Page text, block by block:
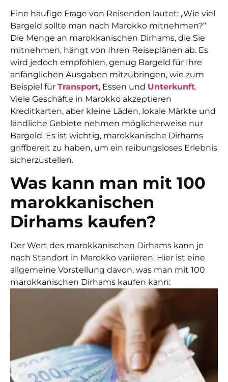
Eine häufige Frage von Reisenden lautet: „Wie viel
Bargeld sollte man nach Marokko mitnehmen?“
Die Menge an marokkanischen Dirhams, die Sie
mitnehmen, hängt von Ihren Reiseplänen ab. Es
wird jedoch empfohlen, genug Bargeld für Ihre
anfänglichen Ausgaben mitzubringen, wie zum
Beispiel für Transport, Essen und Unterkunft.
Viele Geschäfte in Marokko akzeptieren
Kreditkarten, aber kleine Läden, lokale Märkte und
ländliche Gebiete nehmen möglicherweise nur
Bargeld. Es ist wichtig, marokkanische Dirhams
griffbereit zu haben, um ein reibungsloses Erlebnis
sicherzustellen.
Was kann man mit 100
marokkanischen
Dirhams kaufen?
Der Wert des marokkanischen Dirhams kann je
nach Standort in Marokko variieren. Hier ist eine
allgemeine Vorstellung davon, was man mit 100
marokkanischen Dirhams kaufen kann: